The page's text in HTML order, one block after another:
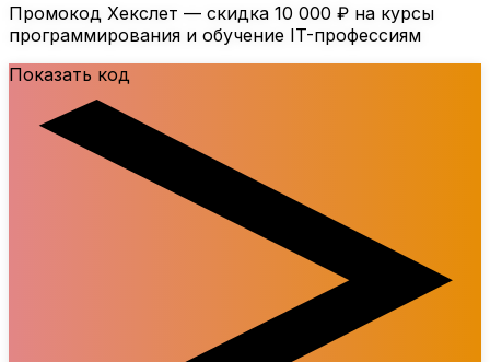
Промокод Хекслет — скидка 10 000 ₽ на курсы
программирования и обучение IT-профессиям
Показать код